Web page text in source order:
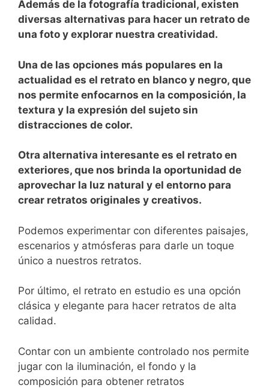
Además de ‍la fotografía tradicional, existen
diversas alternativas para hacer un retrato de
⁢una foto y explorar nuestra creatividad.
Una de las ​opciones más populares​ en⁢ la
actualidad es el retrato en blanco⁤ y negro, que
nos permite enfocarnos en ​la composición, la
textura y la expresión⁢ del sujeto sin ​
distracciones‌ de color.
Otra alternativa interesante es el retrato en
exteriores, que nos brinda la oportunidad de
⁣aprovechar la luz ⁤natural y el entorno para
crear retratos originales y creativos.
Podemos experimentar con‍ diferentes paisajes,
escenarios⁤ y atmósferas para darle un⁢ toque
único a nuestros retratos.
Por último, el retrato en estudio es una opción
clásica y elegante para hacer ​retratos ‌de alta
calidad.
Contar con un ambiente controlado nos permite
jugar con la iluminación, el fondo⁤ y la
composición para obtener retratos